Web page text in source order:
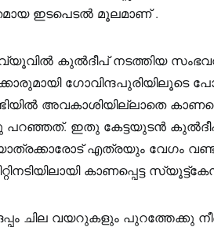
ഇടപെടല്‍ മൂലമാണ് .
കുൽദീപ് നടത്തിയ
ഗോവിന്ദപുരിയിലൂടെ
അവകാശിയില്ലാതെ
പറഞ്ഞത്. ഇതു കേട്ടയുടൻ
യാത്രക്കാരോട് എത്രയും വേഗം
കാണപ്പെട്ട
ചില വയറുകളും പുറത്തേക്കു